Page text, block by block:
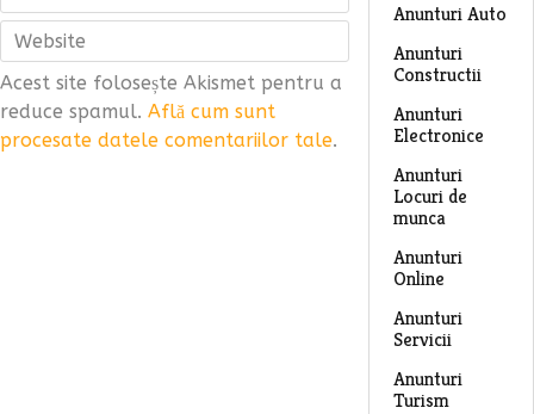
Acest site folosește Akismet pentru a
reduce spamul. Află cum sunt
procesate datele comentariilor tale.
Anunturi Auto
Anunturi
Constructii
Anunturi
Electronice
Anunturi
Locuri de
munca
Anunturi
Online
Anunturi
Servicii
Anunturi
Turism